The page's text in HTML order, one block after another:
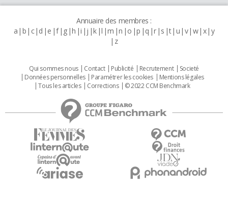
Annuaire des membres :
a b c d e f g h i j k l m n o p q r s t u v w x y
z
Qui sommes nous Contact Publicité Recrutement
Societé
Données personnelles
Paramétrer les cookies
Mentions légales
Tous les articles
Corrections © 2022 CCM Benchmark